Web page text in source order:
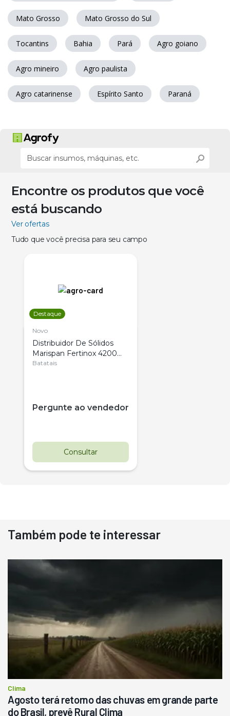
Mato Grosso Mato Grosso do Sul
Tocantins Bahia Pará Agro goiano
Agro mineiro Agro paulista
Agro catarinense Espírito Santo Paraná
Encontre os produtos que você
está buscando
Ver ofertas
Tudo que você precisa para seu campo
Destaque
Novo
Distribuidor De Sólidos
Marispan Fertinox 4200
Citrus
Batatais
Pergunte ao vendedor
Consultar
Destaque
Usado
Pá Carregadeira Cat 966
R$ 145.000
Consultar
Também pode te interessar
Clima
Agosto terá retorno das chuvas em grande parte
do Brasil, prevê Rural Clima